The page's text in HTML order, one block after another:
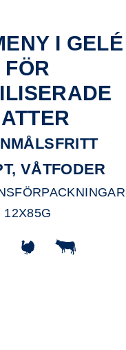
I GELÉ
FÖR
VÅTFODER
12X85G